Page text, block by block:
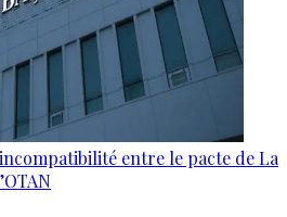
entre le pacte de La